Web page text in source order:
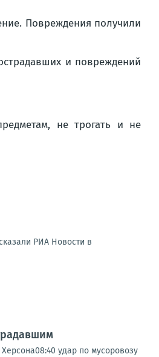
Повреждения получили
и повреждений
не трогать и не
РИА Новости в
удар по мусоровозу